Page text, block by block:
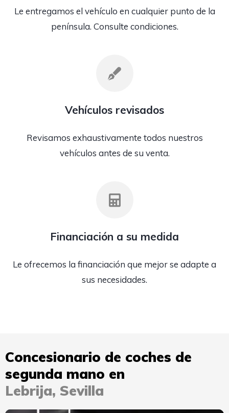
Le entregamos el vehículo en cualquier punto de la
península. Consulte condiciones.
Vehículos revisados
Revisamos exhaustivamente todos nuestros
vehículos antes de su venta.
Financiación a su medida
Le ofrecemos la financiación que mejor se adapte a
sus necesidades.
Concesionario de coches de
segunda mano en
Lebrija, Sevilla